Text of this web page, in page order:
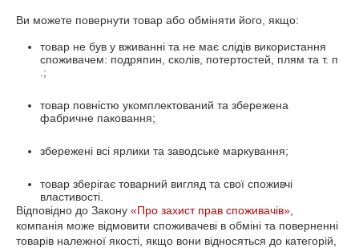
Ви можете повернути товар або обміняти його, якщо:
товар не був у вживанні та не має слідів використання
споживачем: подряпин, сколів, потертостей, плям та т. п
.;
товар повністю укомплектований та збережена
фабричне паковання;
збережені всі ярлики та заводське маркування;
товар зберігає товарний вигляд та свої споживчі
властивості.
Відповідно до Закону «Про захист прав споживачів»
компанія може відмовити споживачеві в обміні та поверненні
товарів належної якості, якщо вони відносяться до категорій,